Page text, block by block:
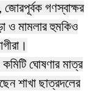
জোরপূর্বক গণস্বাক্ষর
ও মামলার হুমকিও
কমিটি ঘোষণার মাত্র
শাখা ছাত্রদলের